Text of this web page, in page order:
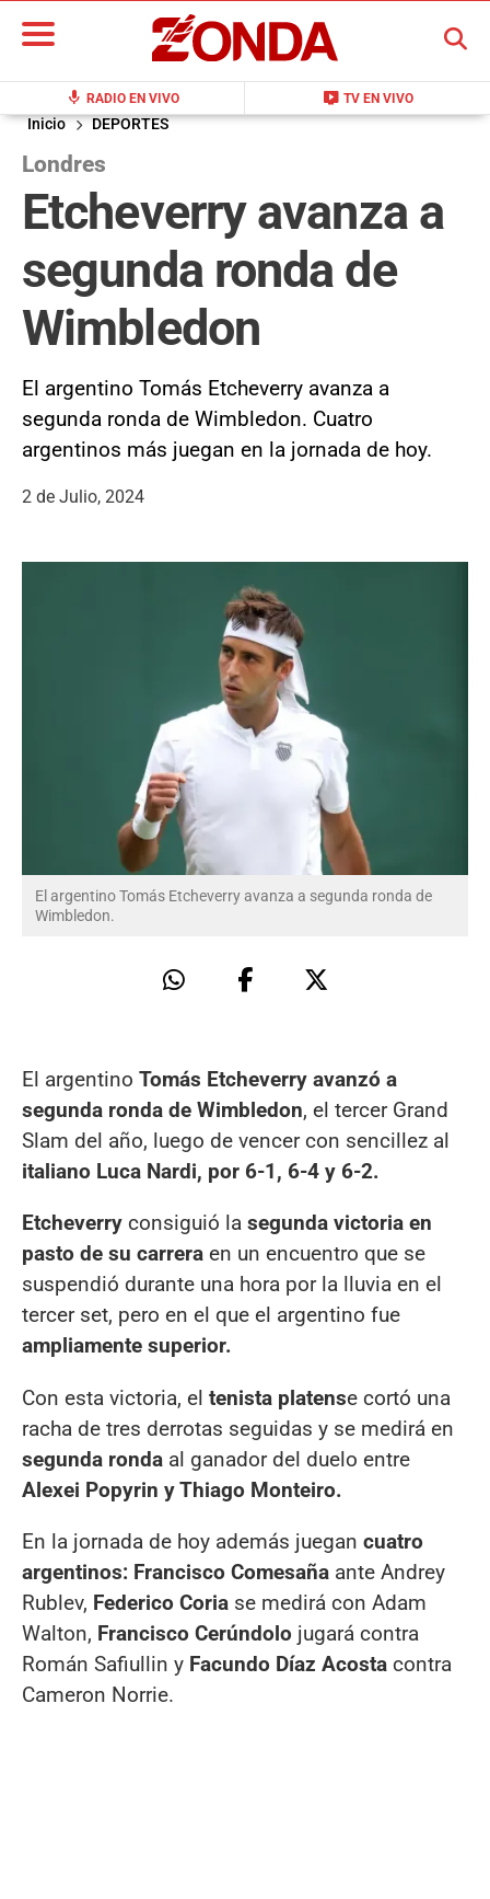
mic RADIO EN VIVO live_tv TV EN VIVO
BUSCAR
Inicio DEPORTES
Londres
Etcheverry avanza a
segunda ronda de
Wimbledon
El argentino Tomás Etcheverry avanza a
segunda ronda de Wimbledon. Cuatro
argentinos más juegan en la jornada de hoy.
2 de Julio, 2024
El argentino Tomás Etcheverry avanza a segunda ronda de
Wimbledon.
El argentino Tomás Etcheverry avanzó a
segunda ronda de Wimbledon, el tercer Grand
Slam del año, luego de vencer con sencillez al
italiano Luca Nardi, por 6-1, 6-4 y 6-2.
Etcheverry consiguió la segunda victoria en
pasto de su carrera en un encuentro que se
suspendió durante una hora por la lluvia en el
tercer set, pero en el que el argentino fue
ampliamente superior.
Con esta victoria, el tenista platense cortó una
racha de tres derrotas seguidas y se medirá en
segunda ronda al ganador del duelo entre
Alexei Popyrin y Thiago Monteiro.
En la jornada de hoy además juegan cuatro
argentinos: Francisco Comesaña ante Andrey
Rublev, Federico Coria se medirá con Adam
Walton, Francisco Cerúndolo jugará contra
Román Safiullin y Facundo Díaz Acosta contra
Cameron Norrie.